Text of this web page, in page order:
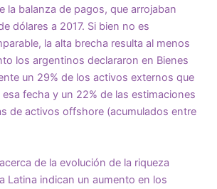
la balanza de pagos, que arrojaban
dólares a 2017. Si bien no es
la alta brecha resulta al menos
los argentinos declararon en Bienes
un 29% de los activos externos que
fecha y un 22% de las estimaciones
de activos offshore (acumulados entre
de la evolución de la riqueza
Latina indican un aumento en los